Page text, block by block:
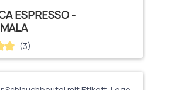
ESPRESSO -
Bewertung von 5 von 5 Sternen
(3)